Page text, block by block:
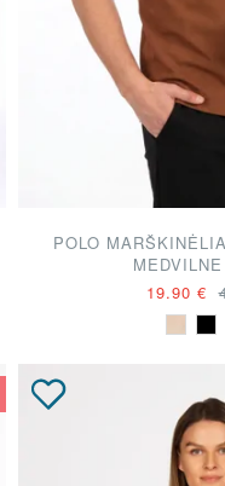
POLO
19.90 €